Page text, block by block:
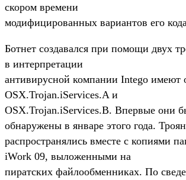
скором времени
модифицированных вариантов его
Ботнет создавался при помощи двух
в интерпретации
антивирусной компании Intego имеют
OSX.Trojan.iServices.A и
OSX.Trojan.iServices.B. Впервые они
обнаружены в январе этого года.
распространялись вместе с копиями
iWork 09, выложенными на
пиратских файлообменниках. По